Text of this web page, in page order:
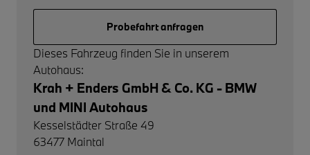
Probefahrt anfragen
Dieses Fahrzeug finden Sie in unserem
Autohaus:
Krah + Enders GmbH & Co. KG - BMW
und MINI Autohaus
Kesselstädter Straße 49
63477 Maintal